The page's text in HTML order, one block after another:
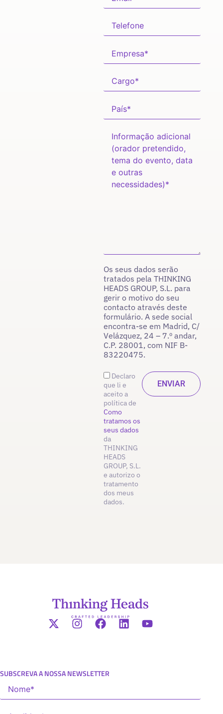
Os seus dados serão
tratados pela THINKING
HEADS GROUP, S.L. para
gerir o motivo do seu
contacto através deste
formulário. A sede social
encontra-se em Madrid, C/
Velázquez, 24 – 7.º andar,
C.P. 28001, com NIF B-
83220475.
Declaro
que li e
aceito a
política de
Como
tratamos os
seus dados
da
THINKING
HEADS
GROUP, S.L.
e autorizo o
tratamento
dos meus
dados.
SUBSCREVA A NOSSA NEWSLETTER